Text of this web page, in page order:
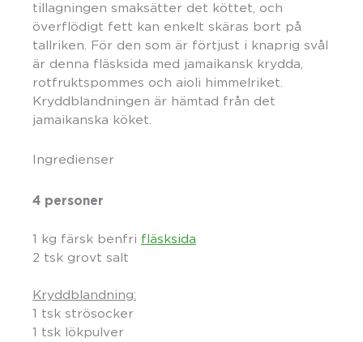
tillagningen smaksätter det köttet, och
överflödigt fett kan enkelt skäras bort på
tallriken. För den som är förtjust i knaprig svål
är denna fläsksida med jamaikansk krydda,
rotfruktspommes och aioli himmelriket.
Kryddblandningen är hämtad från det
jamaikanska köket.
Ingredienser
4 personer
1 kg färsk benfri fläsksida
2 tsk grovt salt
Kryddblandning:
1 tsk strösocker
1 tsk lökpulver